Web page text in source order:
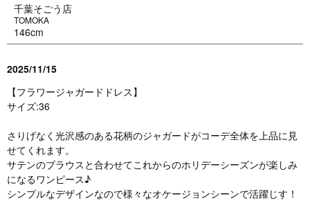
千葉そごう店
TOMOKA
146cm
2025/11/15
【フラワージャガードドレス】
サイズ:36
さりげなく光沢感のある花柄のジャガードがコーデ全体を上品に見
せてくれます。
サテンのブラウスと合わせてこれからのホリデーシーズンが楽しみ
になるワンピース♪
シンプルなデザインなので様々なオケージョンシーンで活躍じす！